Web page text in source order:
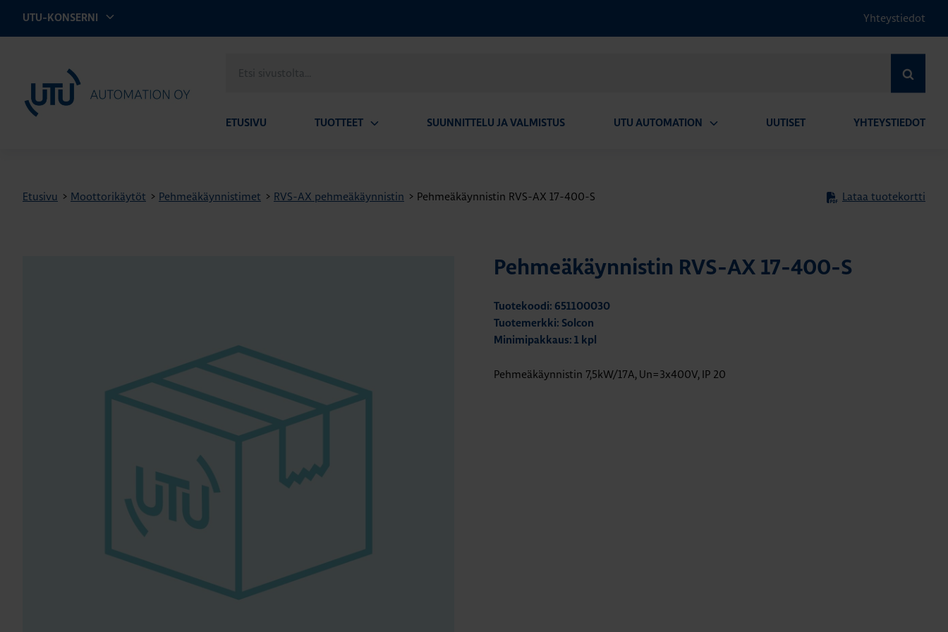
UTU-KONSERNI Yhteystiedot
UTU Automation
sivustolta
ETUSIVU TUOTTEET SUUNNITTELU JA VALMISTUS UTU AUTOMATION UUTISET YHTEYSTIEDOT
Etusivu > Moottorikäytöt > Pehmeäkäynnistimet > RVS-AX pehmeäkäynnistin > Pehmeäkäynnistin RVS-AX 17-400-S Lataa tuotekortti
Pehmeäkäynnistin RVS-AX 17-400-S
Tuotekoodi: 651100030
Tuotemerkki: Solcon
Minimipakkaus: 1 kpl
Pehmeäkäynnistin 7,5kW/17A, Un=3x400V, IP 20